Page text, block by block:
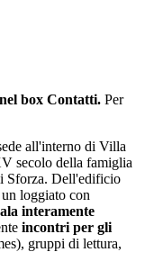
box Contatti. Per
all'interno di Villa
secolo della famiglia
Sforza. Dell'edificio
loggiato con
interamente
incontri per gli
gruppi di lettura,